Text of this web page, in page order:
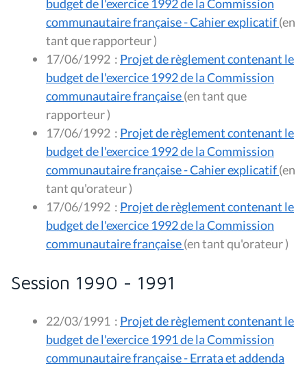
budget de l'exercice 1992 de la Commission
communautaire française - Cahier explicatif(en
tant que rapporteur )
17/06/1992 : Projet de règlement contenant le
budget de l'exercice 1992 de la Commission
communautaire française(en tant que
rapporteur )
17/06/1992 : Projet de règlement contenant le
budget de l'exercice 1992 de la Commission
communautaire française - Cahier explicatif(en
tant qu'orateur )
17/06/1992 : Projet de règlement contenant le
budget de l'exercice 1992 de la Commission
communautaire française
(en tant qu'orateur )
Session 1990 - 1991
22/03/1991 : Projet de règlement contenant le
budget de l'exercice 1991 de la Commission
communautaire française - Errata et addenda